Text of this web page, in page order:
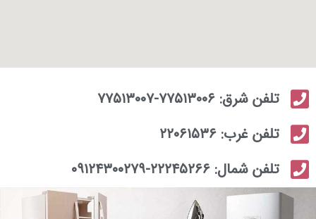
تلفن شرق: ۷۷۵۱۳۰۰۶-۷۷۵۱۳۰۰۷
تلفن غرب: ۲۲۰۶۱۵۳۶
تلفن شمال: ۲۲۲۴۵۲۶۶-۰۹۱۲۴۳۰۰۲۷۹